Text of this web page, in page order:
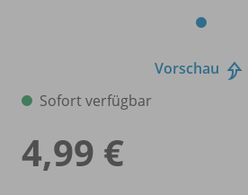
Vorschau
Sofort verfügbar
4,99 €